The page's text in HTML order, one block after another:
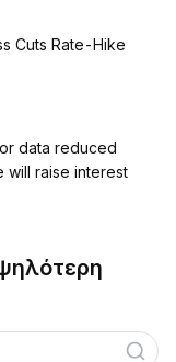
Cuts Rate-Hike
data reduced
will raise interest